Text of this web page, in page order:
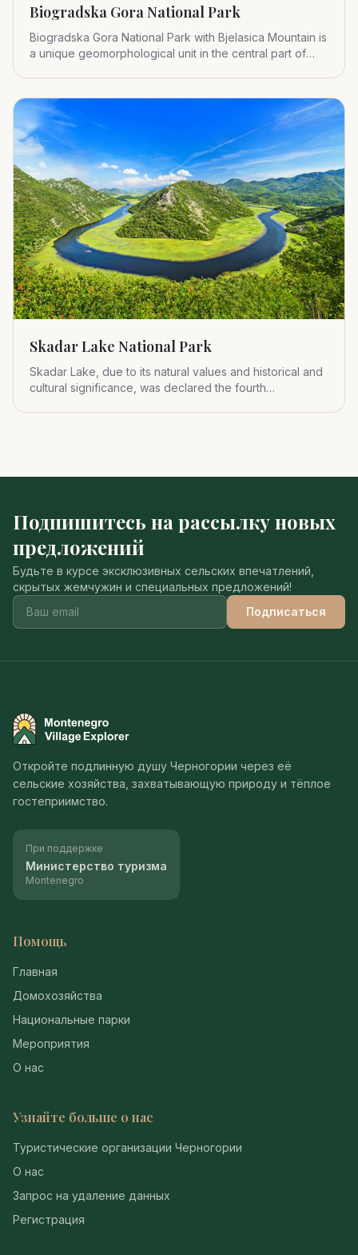
Biogradska Gora National Park
Biogradska Gora National Park with Bjelasica Mountain is
a unique geomorphological unit in the central part of
Skadar Lake National Park
Skadar Lake, due to its natural values and historical and
cultural significance, was declared the fourth
Подпишитесь на рассылку новых
предложений
Будьте в курсе эксклюзивных сельских впечатлений,
скрытых жемчужин и специальных предложений!
Подписаться
Montenegro Village Explorer
Откройте подлинную душу Черногории через её
сельские хозяйства, захватывающую природу и тёплое
гостеприимство.
При поддержке
Министерство туризма
Montenegro
Помощь
Главная
Домохозяйства
Национальные парки
Мероприятия
О нас
Узнайте больше о нас
Туристические организации Черногории
О нас
Запрос на удаление данных
Регистрация